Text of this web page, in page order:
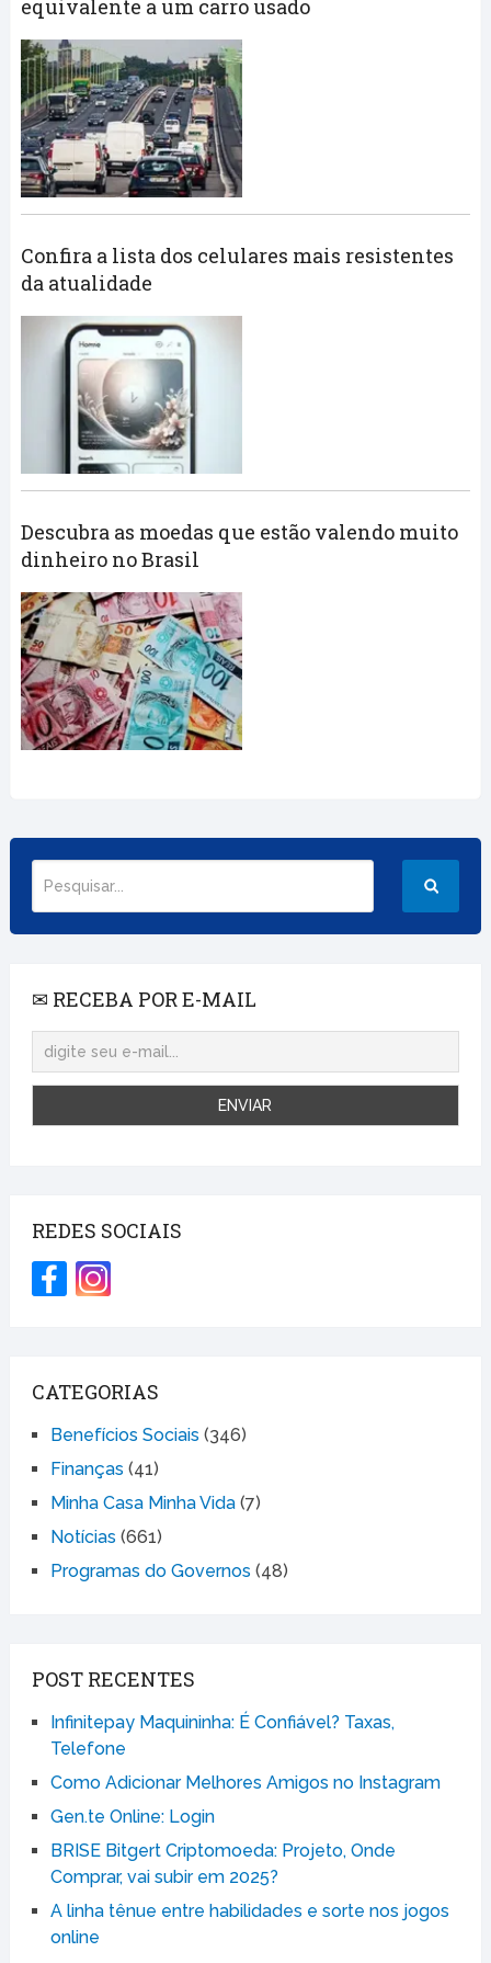
equivalente a um carro usado
Confira a lista dos celulares mais resistentes
da atualidade
Descubra as moedas que estão valendo muito
dinheiro no Brasil
✉ RECEBA POR E-MAIL
REDES SOCIAIS
CATEGORIAS
Benefícios Sociais (346)
Finanças (41)
Minha Casa Minha Vida(7)
Notícias (661)
Programas do Governos (48)
POST RECENTES
Infinitepay Maquininha: É Confiável? Taxas,
Telefone
Como Adicionar Melhores Amigos no Instagram
Gen.te Online: Login
BRISE Bitgert Criptomoeda: Projeto, Onde
Comprar, vai subir em 2025?
A linha tênue entre habilidades e sorte nos jogos
online